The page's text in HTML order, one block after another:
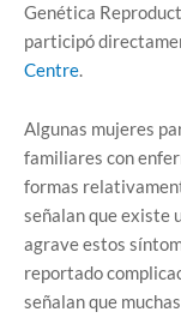
Genética
participó
Centre.
Algunas mujeres
familiares con
formas
señalan que existe
agrave estos
reportado
señalan que